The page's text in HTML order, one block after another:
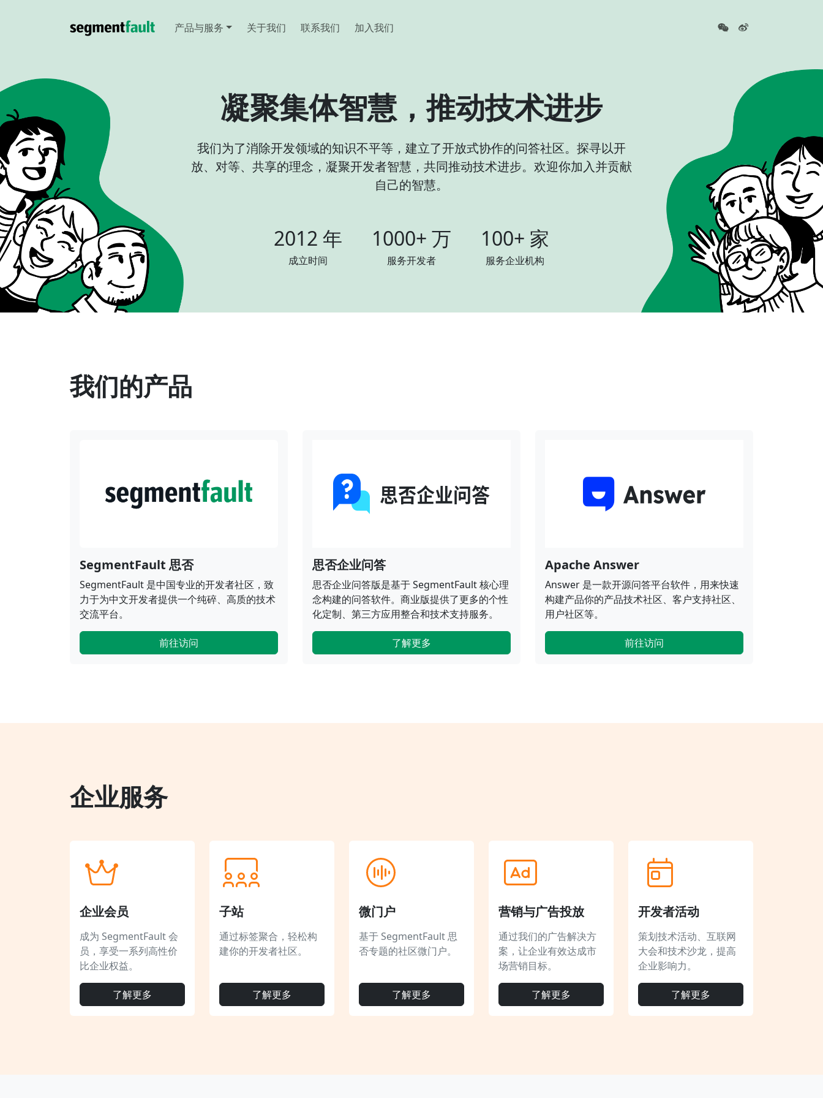
产品与服务 关于我们 联系我们 加入我们
凝聚集体智慧，推动技术进步
我们为了消除开发领域的知识不平等，建立了开放式协作的问答社区。探寻以开
放、对等、共享的理念，凝聚开发者智慧，共同推动技术进步。欢迎你加入并贡献
自己的智慧。
2012 年
成立时间
1000+ 万
服务开发者
100+ 家
服务企业机构
我们的产品
SegmentFault 思否
SegmentFault 是中国专业的开发者社区，致
力于为中文开发者提供一个纯碎、高质的技术
交流平台。
前往访问
思否企业问答
思否企业问答版是基于 SegmentFault 核心理
念构建的问答软件。商业版提供了更多的个性
化定制、第三方应用整合和技术支持服务。
了解更多
Apache Answer
Answer 是一款开源问答平台软件，用来快速
构建产品你的产品技术社区、客户支持社区、
用户社区等。
前往访问
企业服务
企业会员
成为 SegmentFault 会
员，享受一系列高性价
比企业权益。
了解更多
子站
通过标签聚合，轻松构
建你的开发者社区。
了解更多
微门户
基于 SegmentFault 思
否专题的社区微门户。
了解更多
营销与广告投放
通过我们的广告解决方
案，让企业有效达成市
场营销目标。
了解更多
开发者活动
策划技术活动、互联网
大会和技术沙龙，提高
企业影响力。
了解更多